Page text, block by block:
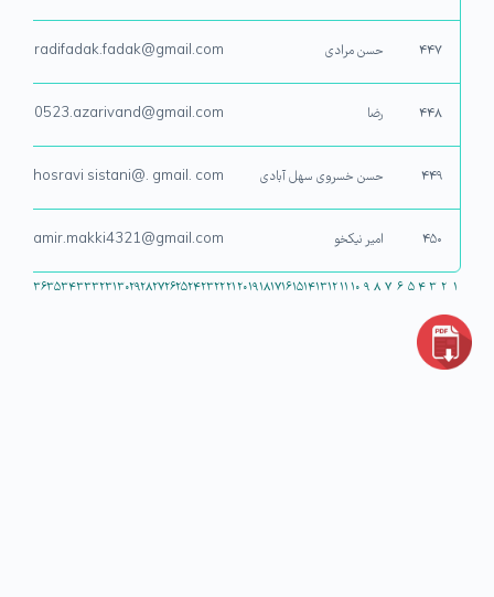
۴۴۷ حسن مرادی moradifadak.fadak@gmail.com
۴۴۸ رضا
۴۴۹ حسن خسروی سهل آبادی sistani@. gmail. com
۴۵۰ امیر نیکخو amir.makki4321@gmail.com
۱ ۲ ۳۴ ۵ ۶ ۷ ۸ ۹ ۱۰۱۱۱۲۱۳۱۴۱۵۱۶۱۷۱۸۱۹۲۰۲۱۲۲۲۳۲۴۲۵۲۶۲۷۲۸۲۹۳۰۳۱۳۲۳۳۳۴۳۵۳۶